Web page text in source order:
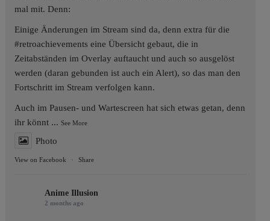
mal mit. Denn:
Einige Änderungen im Stream sind da, denn extra für die
#retroachievements eine Übersicht gebaut, die in
Zeitabständen im Overlay auftaucht und auch so ausgelöst
werden (daran gebunden ist auch ein Alert), so das man den
Fortschritt im Stream verfolgen kann.
Auch im Pausen- und Wartescreen hat sich etwas getan, denn
ihr könnt ...See More
Photo
View on Facebook · Share
Anime Illusion
2 months ago